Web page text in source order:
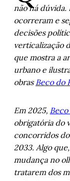
não há dúvida.
ocorreram e
decisões
verticalização
que mostra a
urbano e
obras Beco do
Em 2025,
obrigatória do
concorridos
2033. Algo
mudança no
tratarem dos